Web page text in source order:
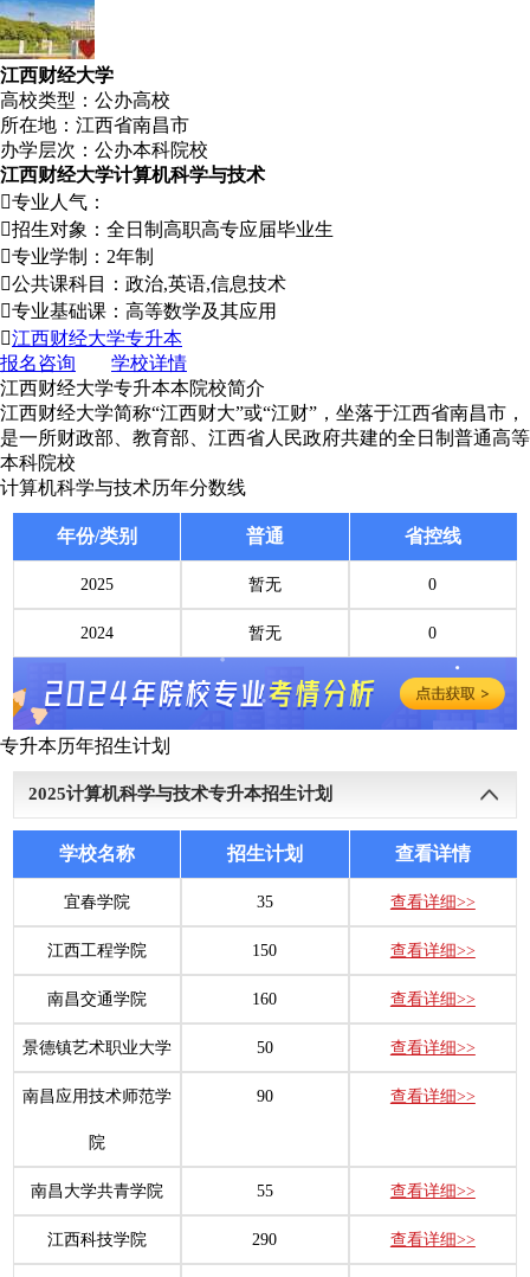
江西财经大学
高校类型：公办高校
所在地：江西省南昌市
办学层次：公办本科院校
江西财经大学计算机科学与技术
专业人气：
招生对象：全日制高职高专应届毕业生
专业学制：2年制
公共课科目：政治,英语,信息技术
专业基础课：高等数学及其应用
江西财经大学专升本
报名咨询
学校详情
江西财经大学专升本本院校简介
江西财经大学简称“江西财大”或“江财”，坐落于江西省南昌市，
是一所财政部、教育部、江西省人民政府共建的全日制普通高等
本科院校
计算机科学与技术历年分数线
年份/类别 普通 省控线
2025 暂无 0
2024 暂无 0
专升本历年招生计划
2025计算机科学与技术专升本招生计划
学校名称 招生计划 查看详情
宜春学院 35 查看详细>>
江西工程学院 150 查看详细>>
南昌交通学院 160 查看详细>>
景德镇艺术职业大学 50 查看详细>>
南昌应用技术师范学
院
90 查看详细>>
南昌大学共青学院 55 查看详细>>
江西科技学院 290 查看详细>>